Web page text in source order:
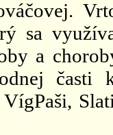
sa
a